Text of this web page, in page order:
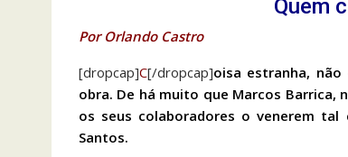
Quem
Por Orlando Castro
[dropcap]C[/dropcap]oisa estranha, não
obra. De há muito que Marcos Barrica,
os seus colaboradores o venerem
Santos.